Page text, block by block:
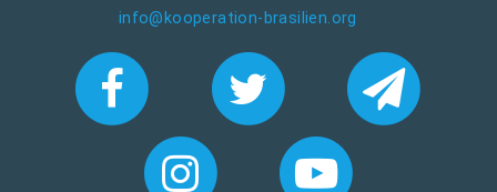
info@kooperation-brasilien.org